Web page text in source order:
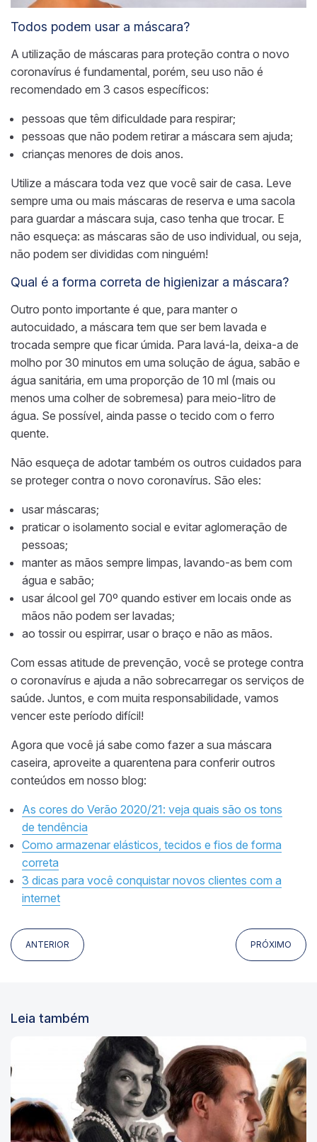
Todos podem usar a máscara?
A utilização de máscaras para proteção contra o novo
coronavírus é fundamental, porém, seu uso não é
recomendado em 3 casos específicos:
pessoas que têm dificuldade para respirar;
pessoas que não podem retirar a máscara sem ajuda;
crianças menores de dois anos.
Utilize a máscara toda vez que você sair de casa. Leve
sempre uma ou mais máscaras de reserva e uma sacola
para guardar a máscara suja, caso tenha que trocar. E
não esqueça: as máscaras são de uso individual, ou seja,
não podem ser divididas com ninguém!
Qual é a forma correta de higienizar a máscara?
Outro ponto importante é que, para manter o
autocuidado, a máscara tem que ser bem lavada e
trocada sempre que ficar úmida. Para lavá-la, deixa-a de
molho por 30 minutos em uma solução de água, sabão e
água sanitária, em uma proporção de 10 ml (mais ou
menos uma colher de sobremesa) para meio-litro de
água. Se possível, ainda passe o tecido com o ferro
quente.
Não esqueça de adotar também os outros cuidados para
se proteger contra o novo coronavírus. São eles:
usar máscaras;
praticar o isolamento social e evitar aglomeração de
pessoas;
manter as mãos sempre limpas, lavando-as bem com
água e sabão;
usar álcool gel 70º quando estiver em locais onde as
mãos não podem ser lavadas;
ao tossir ou espirrar, usar o braço e não as mãos.
Com essas atitude de prevenção, você se protege contra
o coronavírus e ajuda a não sobrecarregar os serviços de
saúde. Juntos, e com muita responsabilidade, vamos
vencer este período difícil!
Agora que você já sabe como fazer a sua máscara
caseira, aproveite a quarentena para conferir outros
conteúdos em nosso blog:
As cores do Verão 2020/21: veja quais são os tons
de tendência
Como armazenar elásticos, tecidos e fios de forma
correta
3 dicas para você conquistar novos clientes com a
internet
ANTERIOR PRÓXIMO
Leia também